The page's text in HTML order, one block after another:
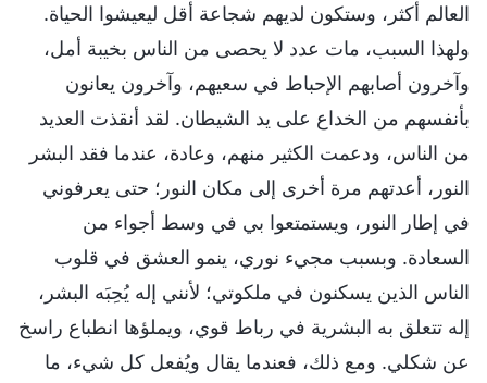
العالم أكثر، وستكون لديهم شجاعة أقل ليعيشوا الحياة.
ولهذا السبب، مات عدد لا يحصى من الناس بخيبة أمل،
وآخرون أصابهم الإحباط في سعيهم، وآخرون يعانون
بأنفسهم من الخداع على يد الشيطان. لقد أنقذت العديد
من الناس، ودعمت الكثير منهم، وعادة، عندما فقد البشر
النور، أعدتهم مرة أخرى إلى مكان النور؛ حتى يعرفوني
في إطار النور، ويستمتعوا بي في وسط أجواء من
السعادة. وبسبب مجيء نوري، ينمو العشق في قلوب
الناس الذين يسكنون في ملكوتي؛ لأنني إله يُحِبَه البشر،
إله تتعلق به البشرية في رباط قوي، ويملؤها انطباع راسخ
عن شكلي. ومع ذلك، فعندما يقال ويُفعل كل شيء، ما